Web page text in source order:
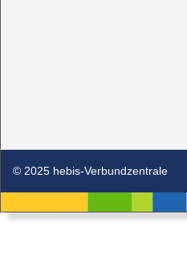
© 2025 hebis-Verbundzentrale